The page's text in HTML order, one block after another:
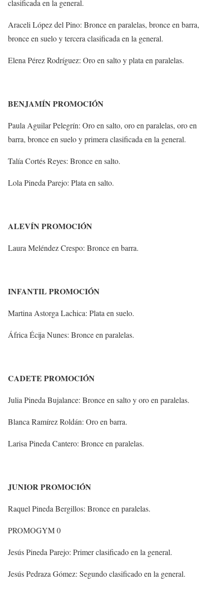
clasificada en la general.
Araceli López del Pino: Bronce en paralelas, bronce en barra,
bronce en suelo y tercera clasificada en la general.
Elena Pérez Rodríguez: Oro en salto y plata en paralelas.
BENJAMÍN PROMOCIÓN
Paula Aguilar Pelegrín: Oro en salto, oro en paralelas, oro en
barra, bronce en suelo y primera clasificada en la general.
Talía Cortés Reyes: Bronce en salto.
Lola Pineda Parejo: Plata en salto.
ALEVÍN PROMOCIÓN
Laura Meléndez Crespo: Bronce en barra.
INFANTIL PROMOCIÓN
Martina Astorga Lachica: Plata en suelo.
África Écija Nunes: Bronce en paralelas.
CADETE PROMOCIÓN
Julia Pineda Bujalance: Bronce en salto y oro en paralelas.
Blanca Ramírez Roldán: Oro en barra.
Larisa Pineda Cantero: Bronce en paralelas.
JUNIOR PROMOCIÓN
Raquel Pineda Bergillos: Bronce en paralelas.
PROMOGYM 0
Jesús Pineda Parejo: Primer clasificado en la general.
Jesús Pedraza Gómez: Segundo clasificado en la general.